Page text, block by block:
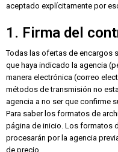
aceptado explícitamente por
1. Firma del
Todas las ofertas de encargos
que haya indicado la agencia
manera electrónica (correo
métodos de transmisión no
agencia a no ser que confirme
Para saber los formatos de
página de inicio. Los formatos
procesarán por la agencia
de precio.